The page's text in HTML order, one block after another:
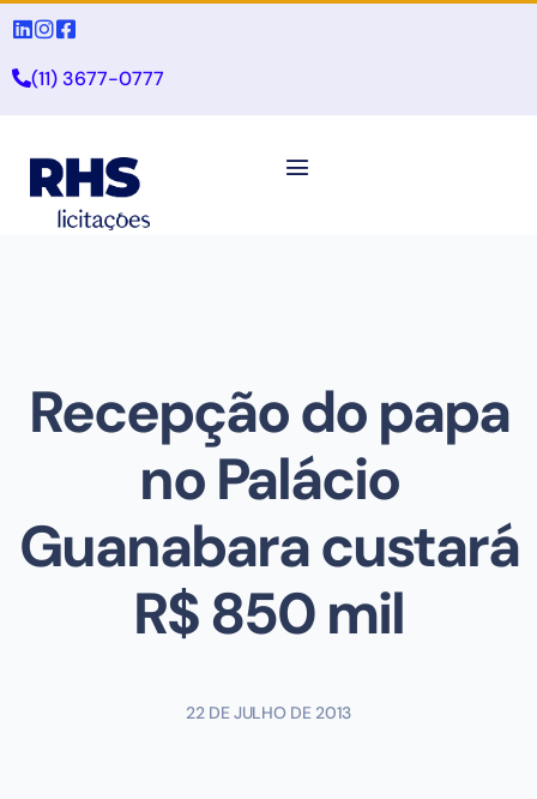
(11) 3677-0777
Recepção do papa
no Palácio
Guanabara custará
R$ 850 mil
22 DE JULHO DE 2013